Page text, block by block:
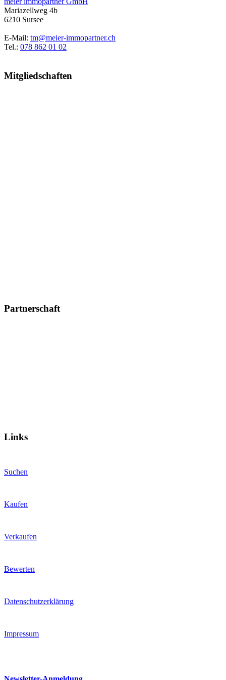
Mariazellweg 4b
6210 Sursee
E-Mail: tm@meier-immopartner.ch
Tel.: 078 862 01 02
Mitgliedschaften
Partnerschaft
Links
Suchen
Kaufen
Verkaufen
Bewerten
Datenschutzerklärung
Impressum